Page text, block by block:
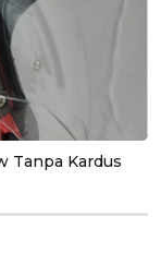
Tanpa Kardus